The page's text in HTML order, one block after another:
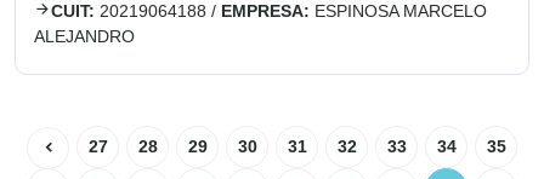
CUIT: 20219064188 / EMPRESA: ESPINOSA MARCELO
ALEJANDRO
27 28 29 30 31 32 33 34 35